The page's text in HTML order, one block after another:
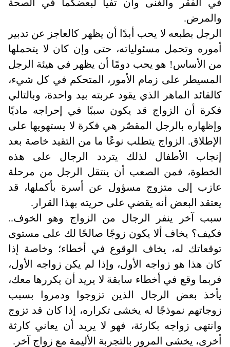
في الفقر والغنى وأن تفيا لبعضكما في الصحة
والمرض.
الرجل بطبعه لا يحب أبدًا أن يظهر كالعاجز عن تدبير
أموره وتحمل مسئولياته، حتى وإن كان لا يتحملها
من الأساس! هو يحب دومًا أن يظهر في هيئة الرجل
المسيطر على زمام الأمور، المتحكم في كل شيء،
كالقائد الماهر الذي يقود عربته بيد واحدة، وبالتالي
فكرة أن الزواج قد يكون سببًا في إحراجه ماديًا
وإظهاره بالرجل المقصّر هي فكرة لا يستهويها على
الإطلاق. الزواج يتطلب نوعًا ما من التقيد خاصة بعد
إنجاب الأطفال لذلك يتردد الرجال على هذه
الخطوة، فمن الصعب أن ينتقل الرجل من مرحلة
عازب إلى متزوج مسؤول عن أسرة بأكملها، قد
يعتقد البعض أنه يقضي على حريته بهذا القرار.
سبب آخر ينفر الرجال من الزواج وهو الخوف..
فكيف؟ يخاف ألا يكون زوجًا صالحًا لك على مستوى
توقعاتك له، يخاف الوقوع في أخطاء؛ وخاصة إذا
كان هذا هو زواجه الأول، وإذا لم يكن زواجه الأول،
فربما وقع في أخطاء سابقة لا يريد أن يكررها معك،
يأخذ بعض الرجال الذين تزوجوا ودمروا بسبب
زوجاتهم نموذجًا له يخشى تكراره، إذا كان قد تزوج
وانتهى زواجه بكارثة، فهو لا يريد أن يعاني كارثة
أخرى، يخشى المرور بالتجربة الأليمة مع زواج آخر.